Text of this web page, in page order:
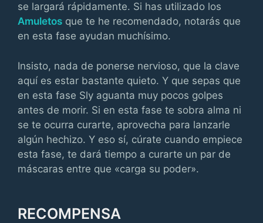
se largará rápidamente. Si has utilizado los
Amuletos que te he recomendado, notarás que
en esta fase ayudan muchísimo.
Insisto, nada de ponerse nervioso, que la clave
aquí es estar bastante quieto. Y que sepas que
en esta fase Sly aguanta muy pocos golpes
antes de morir. Si en esta fase te sobra alma ni
se te ocurra curarte, aprovecha para lanzarle
algún hechizo. Y eso sí, cúrate cuando empiece
esta fase, te dará tiempo a curarte un par de
máscaras entre que «carga su poder».
RECOMPENSA